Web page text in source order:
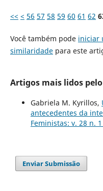
<< < 56 57 58 59 60 61 62
Você também pode iniciar
similaridadepara este
Artigos mais lidos
Gabriela M. Kyrillos,
antecedentes da
Feministas: v. 28 n.
Enviar Submissão